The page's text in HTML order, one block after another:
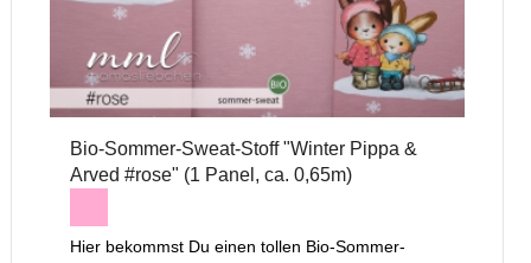
Bio-Sommer-Sweat-Stoff "Winter Pippa &
Arved #rose" (1 Panel, ca. 0,65m)
Hier bekommst Du einen tollen Bio-Sommer-